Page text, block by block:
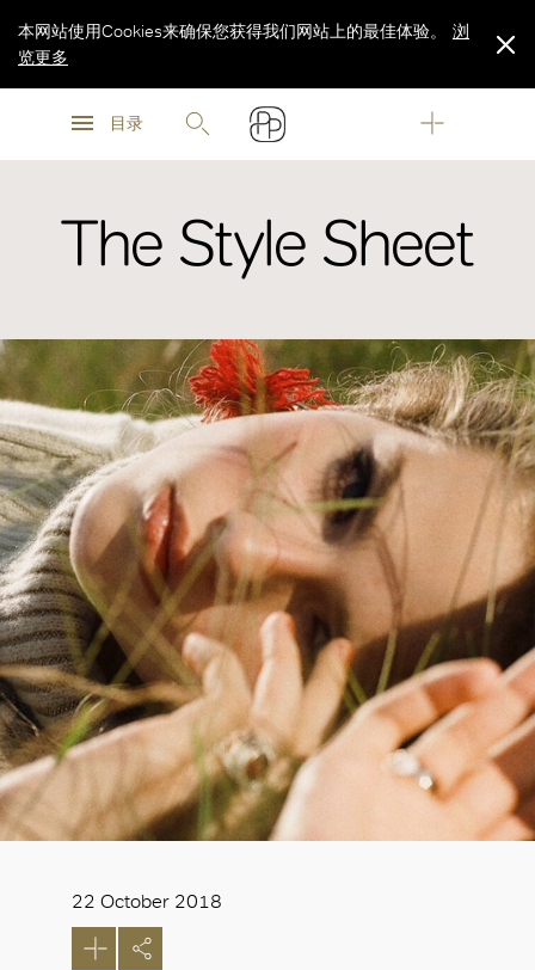
浏
目录
本网站使用Cookies来确保您获得我们网站上的最佳体验。
浏
览更多
The Style Sheet
22 October 2018